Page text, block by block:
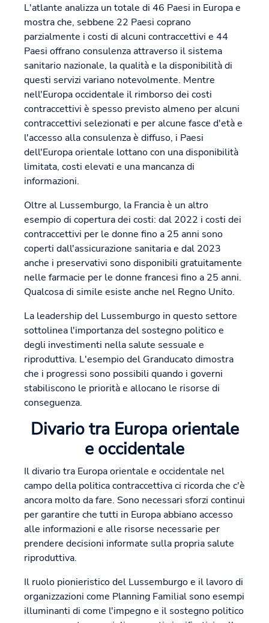
L'atlante analizza un totale di 46 Paesi in Europa e
mostra che, sebbene 22 Paesi coprano
parzialmente i costi di alcuni contraccettivi e 44
Paesi offrano consulenza attraverso il sistema
sanitario nazionale, la qualità e la disponibilità di
questi servizi variano notevolmente. Mentre
nell'Europa occidentale il rimborso dei costi
contraccettivi è spesso previsto almeno per alcuni
contraccettivi selezionati e per alcune fasce d'età e
l'accesso alla consulenza è diffuso, i Paesi
dell'Europa orientale lottano con una disponibilità
limitata, costi elevati e una mancanza di
informazioni.
Oltre al Lussemburgo, la Francia è un altro
esempio di copertura dei costi: dal 2022 i costi dei
contraccettivi per le donne fino a 25 anni sono
coperti dall'assicurazione sanitaria e dal 2023
anche i preservativi sono disponibili gratuitamente
nelle farmacie per le donne francesi fino a 25 anni.
Qualcosa di simile esiste anche nel Regno Unito.
La leadership del Lussemburgo in questo settore
sottolinea l'importanza del sostegno politico e
degli investimenti nella salute sessuale e
riproduttiva. L'esempio del Granducato dimostra
che i progressi sono possibili quando i governi
stabiliscono le priorità e allocano le risorse di
conseguenza.
Divario tra Europa orientale
e occidentale
Il divario tra Europa orientale e occidentale nel
campo della politica contraccettiva ci ricorda che c'è
ancora molto da fare. Sono necessari sforzi continui
per garantire che tutti in Europa abbiano accesso
alle informazioni e alle risorse necessarie per
prendere decisioni informate sulla propria salute
riproduttiva.
Il ruolo pionieristico del Lussemburgo e il lavoro di
organizzazioni come Planning Familial sono esempi
illuminanti di come l'impegno e il sostegno politico